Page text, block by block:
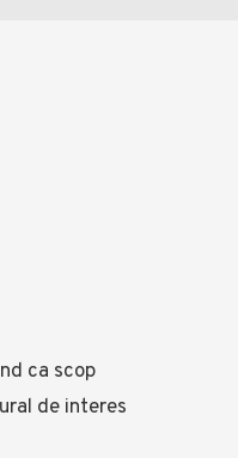
ca scop
de interes